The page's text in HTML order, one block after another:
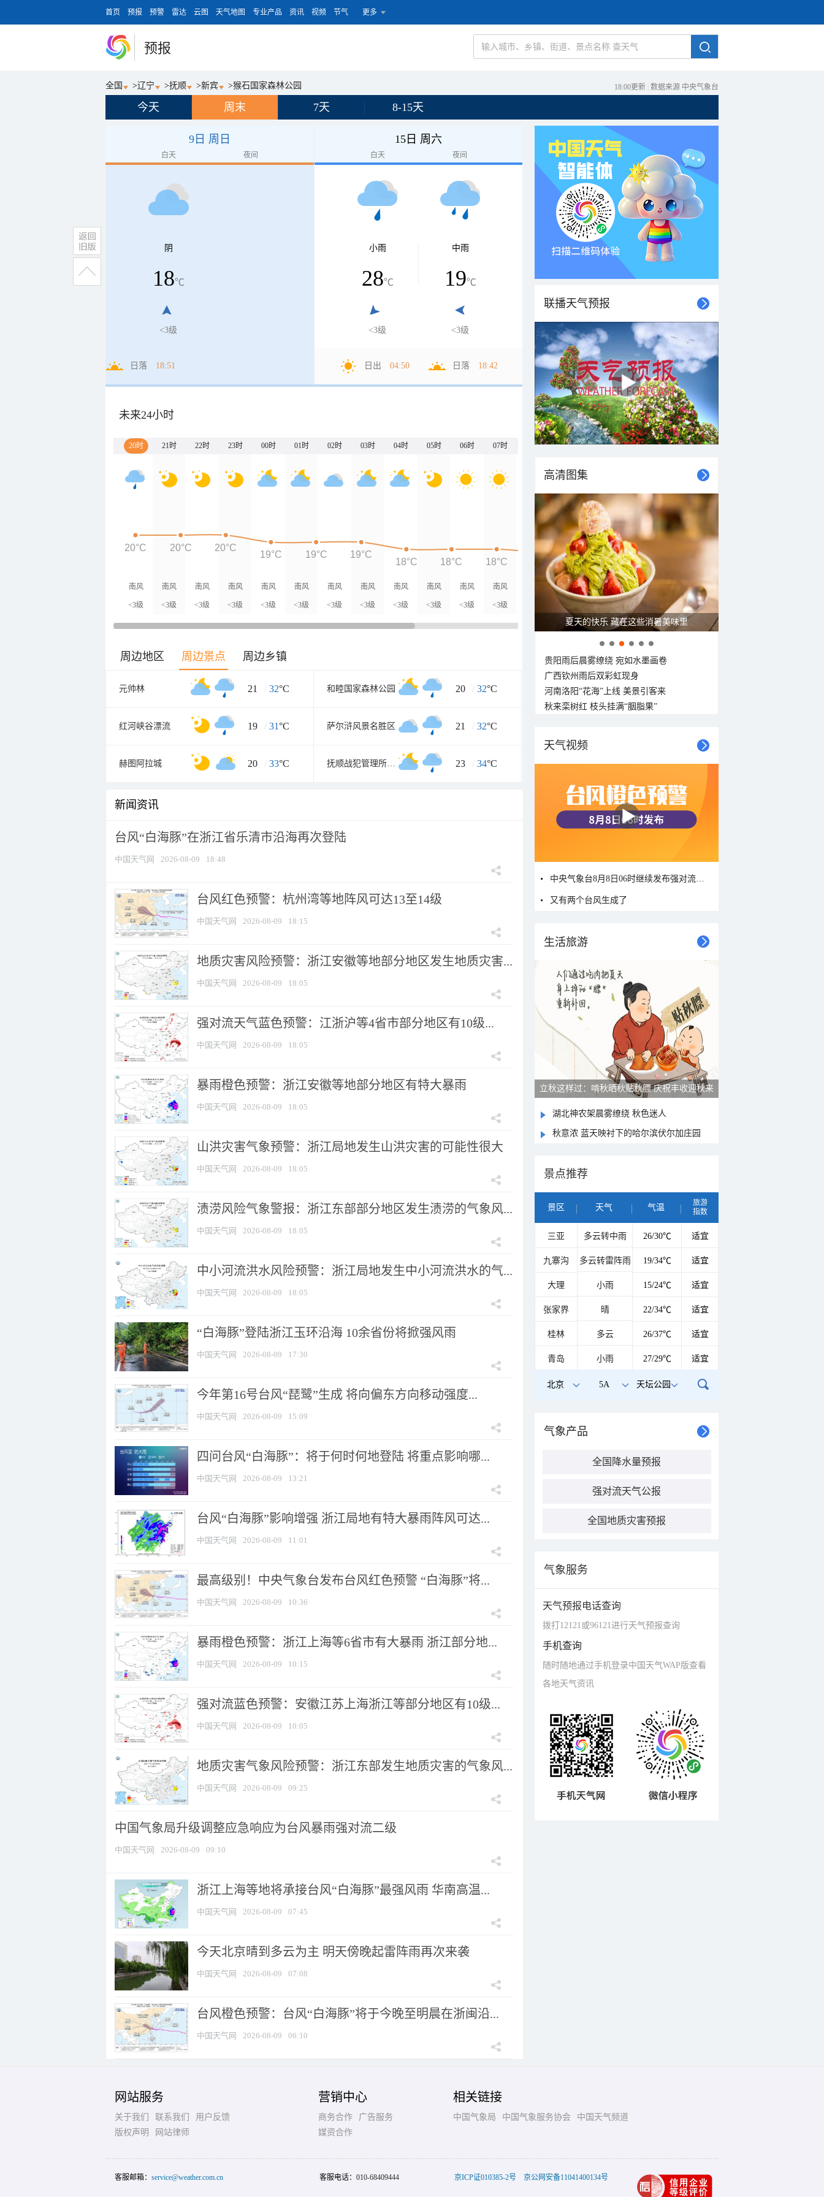
首页 预报 预警 雷达 云图 天气地图 专业产品 资讯 视频 节气 更多
预报
全国 >辽宁 >抚顺 >新宾 >猴石国家森林公园 18:00更新 数据来源 中央气象台
今天 周末 7天 8-15天
9日 周日
白天 夜间
阴
18℃
<3级
日落 18:51
15日 周六
白天 夜间
小雨
28℃
<3级
中雨
19℃
<3级
日出 04:50 日落 18:42
未来24小时
20时 21时 22时 23时 00时 01时 02时 03时 04时 05时 06时 07时
南风
<3级
南风
<3级
南风
<3级
南风
<3级
南风
<3级
南风
<3级
南风
<3级
南风
<3级
南风
<3级
南风
<3级
南风
<3级
南风
<3级
20°C 20°C 20°C
19°C 19°C 19°C
18°C 18°C 18°C 18°C
21°C
22°C
周边地区 周边景点 周边乡镇
元帅林 21 / 32°C 和睦国家森林公园 20 / 32°C
红河峡谷漂流 19 / 31°C 萨尔浒风景名胜区 21 / 32°C
赫图阿拉城 20 / 33°C 抚顺战犯管理所旧址 23 / 34°C
新闻资讯
台风“白海豚”在浙江省乐清市沿海再次登陆
中国天气网 2026-08-09 18:48
​台风红色预警：杭州湾等地阵风可达13至14级
中国天气网 2026-08-09 18:15
地质灾害风险预警：浙江安徽等地部分地区发生地质灾害...
中国天气网 2026-08-09 18:05
强对流天气蓝色预警：江浙沪等4省市部分地区有10级...
中国天气网 2026-08-09 18:05
暴雨橙色预警：浙江安徽等地部分地区有特大暴雨
中国天气网 2026-08-09 18:05
山洪灾害气象预警：浙江局地发生山洪灾害的可能性很大
中国天气网 2026-08-09 18:05
渍涝风险气象警报：浙江东部部分地区发生渍涝的气象风...
中国天气网 2026-08-09 18:05
中小河流洪水风险预警：浙江局地发生中小河流洪水的气...
中国天气网 2026-08-09 18:05
“白海豚”登陆浙江玉环沿海 10余省份将掀强风雨
中国天气网 2026-08-09 17:30
今年第16号台风“琵鹭”生成 将向偏东方向移动强度...
中国天气网 2026-08-09 15:09
四问台风“白海豚”：将于何时何地登陆 将重点影响哪...
中国天气网 2026-08-09 13:21
台风“白海豚”影响增强 浙江局地有特大暴雨阵风可达...
中国天气网 2026-08-09 11:01
最高级别！中央气象台发布台风红色预警 “白海豚”将...
中国天气网 2026-08-09 10:36
暴雨橙色预警：浙江上海等6省市有大暴雨 浙江部分地...
中国天气网 2026-08-09 10:15
强对流蓝色预警：安徽江苏上海浙江等部分地区有10级...
中国天气网 2026-08-09 10:05
地质灾害气象风险预警：浙江东部发生地质灾害的气象风...
中国天气网 2026-08-09 09:25
中国气象局升级调整应急响应为台风暴雨强对流二级
中国天气网 2026-08-09 09:10
浙江上海等地将承接台风“白海豚”最强风雨 华南高温...
中国天气网 2026-08-09 07:45
今天北京晴到多云为主 明天傍晚起雷阵雨再次来袭
中国天气网 2026-08-09 07:08
台风橙色预警：台风“白海豚”将于今晚至明晨在浙闽沿...
中国天气网 2026-08-09 06:10
联播天气预报
高清图集
夏天的快乐 藏在这些消暑美味里
贵阳雨后晨雾缭绕 宛如水墨画卷
广西钦州雨后双彩虹现身
河南洛阳“花海”上线 美景引客来
秋来栾树红 枝头挂满“胭脂果”
天气视频
中央气象台8月8日06时继续发布强对流天气蓝色预警
又有两个台风生成了
生活旅游
立秋这样过：啃秋晒秋贴秋膘 庆祝丰收迎秋来
湖北神农架晨雾缭绕 秋色迷人
秋意浓 蓝天映衬下的哈尔滨伏尔加庄园
景点推荐
景区 天气 气温
旅游
指数
三亚 多云转中雨 26/30℃ 适宜
九寨沟 多云转雷阵雨 19/34℃ 适宜
大理 小雨 15/24℃ 适宜
张家界 晴 22/34℃ 适宜
桂林 多云 26/37℃ 适宜
青岛 小雨 27/29℃ 适宜
北京 5A 天坛公园
气象产品
全国降水量预报
强对流天气公报
全国地质灾害预报
气象服务
天气预报电话查询
拨打12121或96121进行天气预报查询
手机查询
随时随地通过手机登录中国天气WAP版查看
各地天气资讯
网站服务
关于我们 联系我们
用户反馈
版权声明
网站律师
营销中心
商务合作
广告服务
媒资合作
相关链接
中国气象局 中国气象服务协会 中国天气频道
客服邮箱： service@weather.com.cn 客服电话： 010-68409444 京ICP证010385-2号 京公网安备11041400134号